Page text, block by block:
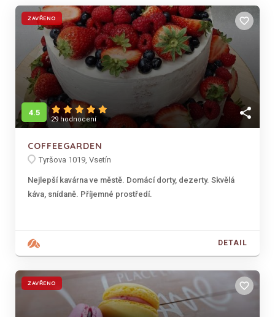
ZAVŘENO
share
4.5
29 hodnocení
favorite_border
COFFEEGARDEN
Tyršova 1019, Vsetín
Nejlepší kavárna ve městě. Domácí dorty, dezerty. Skvělá
káva, snídaně. Příjemné prostředí.
DETAIL
ZAVŘENO favorite_border